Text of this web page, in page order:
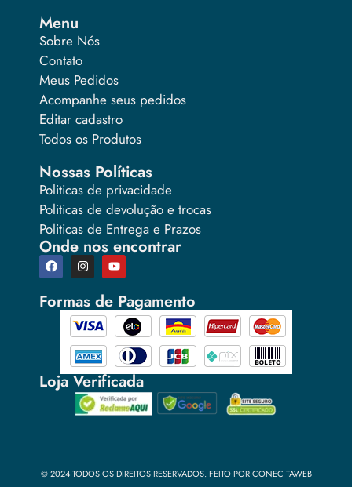
Menu
Sobre Nós
Contato
Meus Pedidos
Acompanhe seus pedidos
Editar cadastro
Todos os Produtos
Nossas Políticas
Politicas de privacidade
Politicas de devolução e trocas
Politicas de Entrega e Prazos
Onde nos encontrar
Formas de Pagamento
Loja Verificada
© 2024 TODOS OS DIREITOS RESERVADOS. FEITO POR CONEC TAWEB